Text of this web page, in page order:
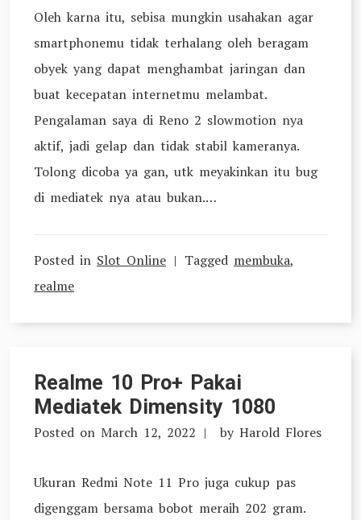
Oleh karna itu, sebisa mungkin usahakan agar
smartphonemu tidak terhalang oleh beragam
obyek yang dapat menghambat jaringan dan
buat kecepatan internetmu melambat.
Pengalaman saya di Reno 2 slowmotion nya
aktif, jadi gelap dan tidak stabil kameranya.
Tolong dicoba ya gan, utk meyakinkan itu bug
di mediatek nya atau bukan.…
Posted in Slot Online Tagged membuka,
realme
Realme 10 Pro+ Pakai
Mediatek Dimensity 1080
Posted on March 12, 2022 by Harold Flores
Ukuran Redmi Note 11 Pro juga cukup pas
digenggam bersama bobot meraih 202 gram.